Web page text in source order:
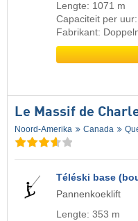
Lengte: 1071 m
Capaciteit per
Fabrikant:
Le Massif de
Noord-Amerika Canada
Téléski base
Pannenkoeklift
Lengte: 353 m